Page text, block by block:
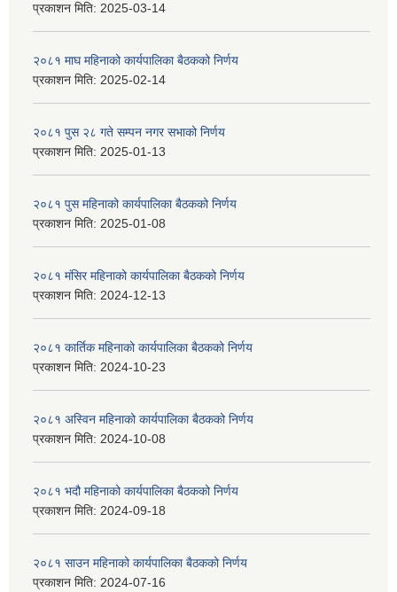
प्रकाशन मिति: 2025-03-14
२०८१ माघ महिनाको कार्यपालिका बैठकको निर्णय
प्रकाशन मिति: 2025-02-14
२०८१ पुस २८ गते सम्प‍न नगर सभाको निर्णय
प्रकाशन मिति: 2025-01-13
२०८१ पुस महिनाको कार्यपालिका बैठकको निर्णय
प्रकाशन मिति: 2025-01-08
२०८१ मंसिर महिनाको कार्यपालिका बैठकको निर्णय
प्रकाशन मिति: 2024-12-13
२०८१ कार्तिक महिनाको कार्यपालिका बैठकको निर्णय
प्रकाशन मिति: 2024-10-23
२०८१ अस्विन महिनाको कार्यपालिका बैठकको निर्णय
प्रकाशन मिति: 2024-10-08
२०८१ भदौ महिनाको कार्यपालिका बैठकको निर्णय
प्रकाशन मिति: 2024-09-18
२०८१ साउन महिनाको कार्यपालिका बैठकको निर्णय
प्रकाशन मिति: 2024-07-16